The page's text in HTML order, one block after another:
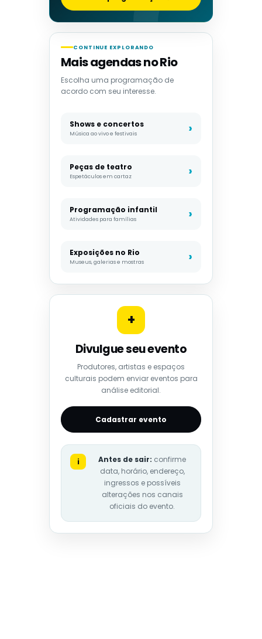
CONTINUE EXPLORANDO
Mais agendas no Rio
Escolha uma programação de
acordo com seu interesse.
Shows e concertos
Música ao vivo e festivais
Peças de teatro
Espetáculos em cartaz
Programação infantil
Atividades para famílias
Exposições no Rio
Museus, galerias e mostras
+
Divulgue seu evento
Produtores, artistas e espaços
culturais podem enviar eventos para
análise editorial.
Cadastrar evento
i Antes de sair: confirme
data, horário, endereço,
ingressos e possíveis
alterações nos canais
oficiais do evento.